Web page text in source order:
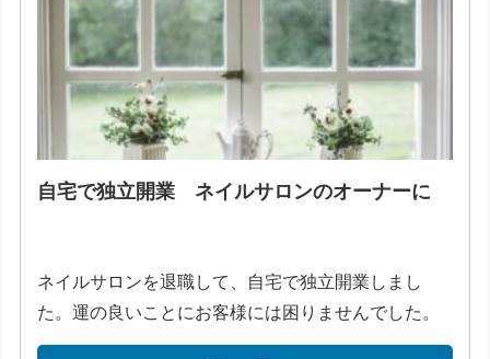
自宅で独立開業 ネイルサロンのオーナーに
ネイルサロンを退職して、自宅で独立開業しまし
た。運の良いことにお客様には困りませんでした。